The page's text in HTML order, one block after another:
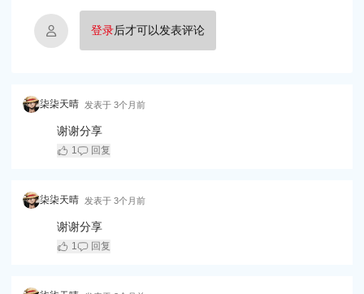
登录后才可以发表评论
柒柒天晴 发表于 3个月前
谢谢分享
1 回复
柒柒天晴 发表于 3个月前
谢谢分享
1 回复